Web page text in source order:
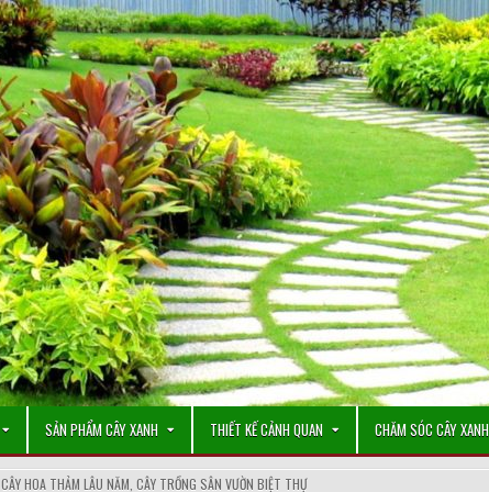
SẢN PHẨM CÂY XANH THIẾT KẾ CẢNH QUAN CHĂM SÓC CÂY XANH
POSTED
CÂY HOA THẢM LÂU NĂM ,CÂY TRỒNG SÂN VƯỜN BIỆT THỰ